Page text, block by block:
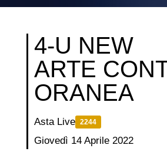
4-U NEW
ARTE
ORANEA
Asta Live 2244
Giovedì 14 Aprile 2022